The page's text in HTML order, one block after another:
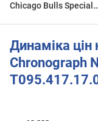
Chicago Bulls Special
Динаміка цін
Chronograph